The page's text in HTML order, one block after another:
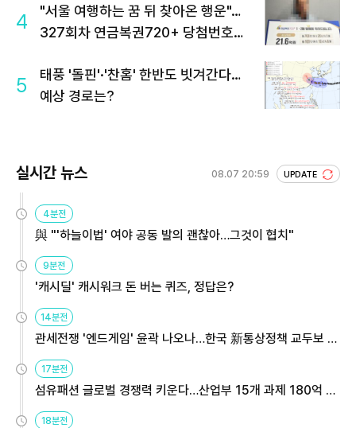
4
"서울 여행하는 꿈 뒤 찾아온 행운"…
327회차 연금복권720+ 당첨번호조
5
태풍 '돌핀'·'찬홈' 한반도 빗겨간다…
예상 경로는?
실시간 뉴스 08.07 20:59 UPDATE
4분전
與 "'하늘이법' 여야 공동 발의 괜찮아…그것이 협치"
9분전
'캐시딜' 캐시워크 돈 버는 퀴즈, 정답은?
14분전
관세전쟁 '엔드게임' 윤곽 나오나…한국 新통상정책 교두보 활
용해야
17분전
섬유패션 글로벌 경쟁력 키운다…산업부 15개 과제 180억 지
원
18분전